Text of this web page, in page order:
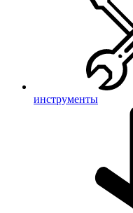
инструменты